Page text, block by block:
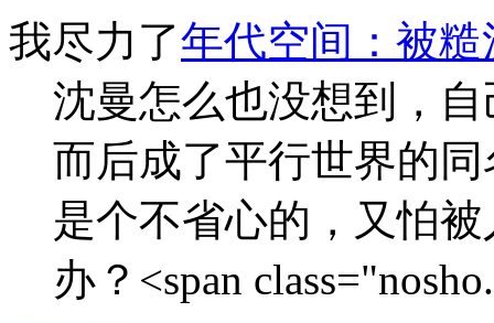
我尽力了年代空间：被
沈曼怎么也没想到，
而后成了平行世界的
是个不省心的，又怕
办？<span